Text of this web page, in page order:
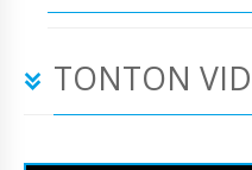
TONTON